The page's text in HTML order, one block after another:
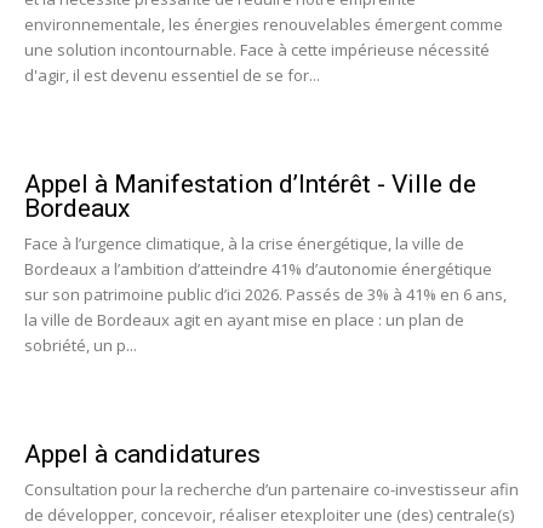
environnementale, les énergies renouvelables émergent comme
une solution incontournable. Face à cette impérieuse nécessité
d'agir, il est devenu essentiel de se for...
Appel à Manifestation d’Intérêt - Ville de
Bordeaux
Face à l’urgence climatique, à la crise énergétique, la ville de
Bordeaux a l’ambition d’atteindre 41% d’autonomie énergétique
sur son patrimoine public d’ici 2026. Passés de 3% à 41% en 6 ans,
la ville de Bordeaux agit en ayant mise en place : un plan de
sobriété, un p...
Appel à candidatures
Consultation pour la recherche d’un partenaire co-investisseur afin
de développer, concevoir, réaliser etexploiter une (des) centrale(s)